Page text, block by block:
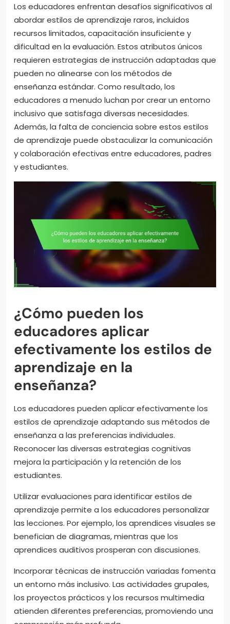
Los educadores enfrentan desafíos significativos al
abordar estilos de aprendizaje raros, incluidos
recursos limitados, capacitación insuficiente y
dificultad en la evaluación. Estos atributos únicos
requieren estrategias de instrucción adaptadas que
pueden no alinearse con los métodos de
enseñanza estándar. Como resultado, los
educadores a menudo luchan por crear un entorno
inclusivo que satisfaga diversas necesidades.
Además, la falta de conciencia sobre estos estilos
de aprendizaje puede obstaculizar la comunicación
y colaboración efectivas entre educadores, padres
y estudiantes.
¿Cómo pueden los
educadores aplicar
efectivamente los estilos de
aprendizaje en la
enseñanza?
Los educadores pueden aplicar efectivamente los
estilos de aprendizaje adaptando sus métodos de
enseñanza a las preferencias individuales.
Reconocer las diversas estrategias cognitivas
mejora la participación y la retención de los
estudiantes.
Utilizar evaluaciones para identificar estilos de
aprendizaje permite a los educadores personalizar
las lecciones. Por ejemplo, los aprendices visuales se
benefician de diagramas, mientras que los
aprendices auditivos prosperan con discusiones.
Incorporar técnicas de instrucción variadas fomenta
un entorno más inclusivo. Las actividades grupales,
los proyectos prácticos y los recursos multimedia
atienden diferentes preferencias, promoviendo una